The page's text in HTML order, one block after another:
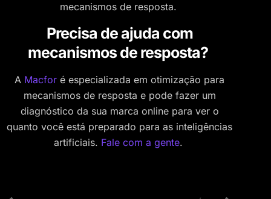
mecanismos de resposta.
Precisa de ajuda com
mecanismos de resposta?
A Macfor é especializada em otimização para
mecanismos de resposta e pode fazer um
diagnóstico da sua marca online para ver o
quanto você está preparado para as inteligências
artificiais. Fale com a gente.